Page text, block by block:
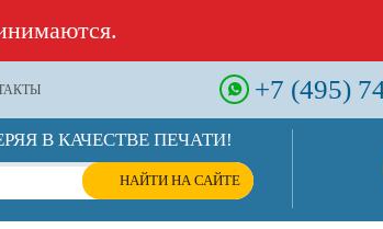
+7 (495)
В КАЧЕСТВЕ ПЕЧАТИ!
НАЙТИ НА САЙТЕ